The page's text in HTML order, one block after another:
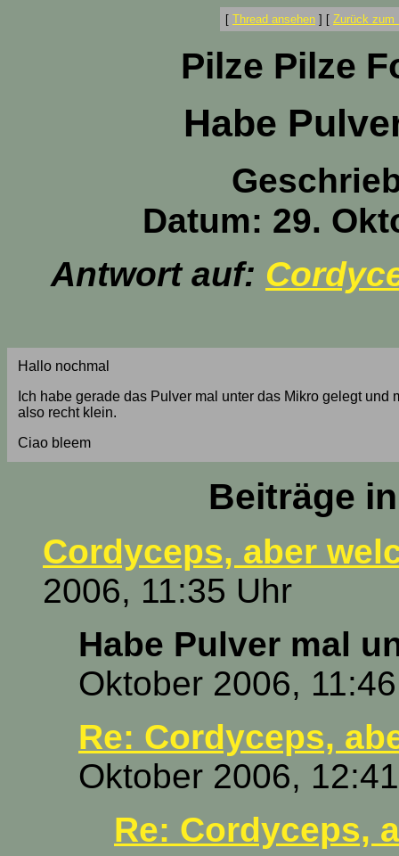
[ Thread ansehen ] [ Zurück zum
Pilze Pilze
Habe
Datum: 29.
Antwort auf:
Hallo nochmal
Ich habe gerade das Pulver mal unter das Mikro gelegt
also recht klein.
Ciao bleem
Beiträge
Cordyceps, aber
2006, 11:35 Uhr
Habe Pulver mal
Oktober 2006,
Re: Cordyceps,
Oktober 2006,
Re: Cordyceps,